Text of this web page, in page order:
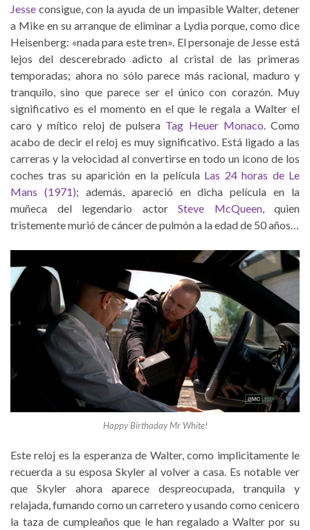
Jesse consigue, con la ayuda de un impasible Walter, detener
a Mike en su arranque de eliminar a Lydia porque, como dice
Heisenberg: «nada para este tren». El personaje de Jesse está
lejos del descerebrado adicto al cristal de las primeras
temporadas; ahora no sólo parece más racional, maduro y
tranquilo, sino que parece ser el único con corazón. Muy
significativo es el momento en el que le regala a Walter el
caro y mítico reloj de pulsera Tag Heuer Monaco . Como
acabo de decir el reloj es muy significativo. Está ligado a las
carreras y la velocidad al convertirse en todo un icono de los
coches tras su aparición en la película Las 24 horas de Le
Mans (1971); además, apareció en dicha película en la
muñeca del legendario actor Steve McQueen, quien
tristemente murió de cáncer de pulmón a la edad de 50 años…
Happy Birthaday Mr White!
Este reloj es la esperanza de Walter, como implicitamente le
recuerda a su esposa Skyler al volver a casa. Es notable ver
que Skyler ahora aparece despreocupada, tranquila y
relajada, fumando como un carretero y usando como cenicero
la taza de cumpleaños que le han regalado a Walter por su